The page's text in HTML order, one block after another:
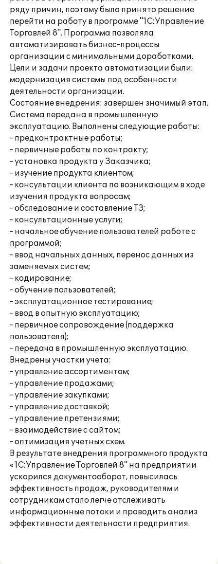
ряду причин, поэтому было принято решение
перейти на работу в программе "1С:Управление
Торговлей 8". Программа позволяла
автоматизировать бизнес-процессы
организации с минимальными доработками.
Цели и задачи проекта автоматизации были:
модернизация системы под особенности
деятельности организации.
Состояние внедрения: завершен значимый этап.
Система передана в промышленную
эксплуатацию. Выполнены следующие работы:
- предконтрактные работы;
- первичные работы по контракту;
- установка продукта у Заказчика;
- изучение продукта клиентом;
- консультации клиента по возникающим в ходе
изучения продукта вопросам;
- обследование и составление ТЗ;
- консультационные услуги;
- начальное обучение пользователей работе с
программой;
- ввод начальных данных, перенос данных из
заменяемых систем;
- кодирование;
- обучение пользователей;
- эксплуатационное тестирование;
- ввод в опытную эксплуатацию;
- первичное сопровождение (поддержка
пользователя);
- передача в промышленную эксплуатацию.
Внедрены участки учета:
- управление ассортиментом;
- управление продажами;
- управление закупками;
- управление доставкой;
- управление претензиями;
- взаимодействие с сайтом;
- оптимизация учетных схем.
В результате внедрения программного продукта
«1С:Управление Торговлей 8" на предприятии
ускорился документооборот, повысилась
эффективность продаж, руководителям и
сотрудникам стало легче отслеживать
информационные потоки и проводить анализ
эффективности деятельности предприятия.